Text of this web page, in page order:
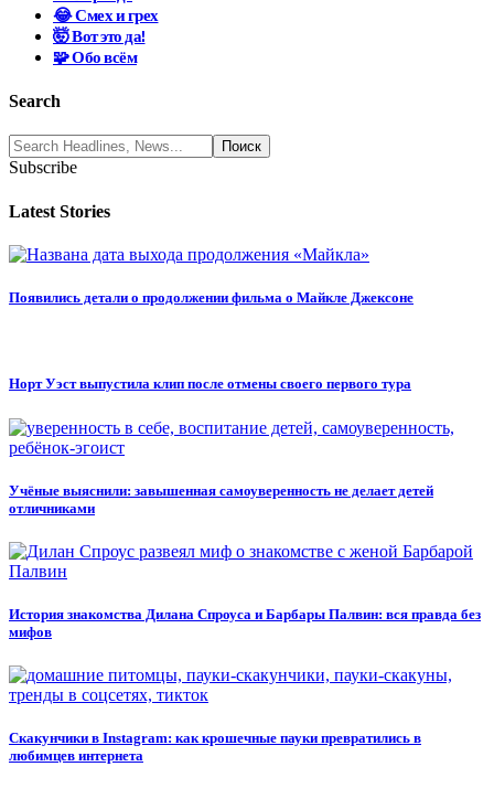
😂 Смех и грех
🤯 Вот это да!
🧩 Обо всём
Search
Subscribe
Latest Stories
Появились детали о продолжении фильма о Майкле Джексоне
Норт Уэст выпустила клип после отмены своего первого тура
Учёные выяснили: завышенная самоуверенность не делает детей
отличниками
История знакомства Дилана Спроуса и Барбары Палвин: вся правда без
мифов
Скакунчики в Instagram: как крошечные пауки превратились в
любимцев интернета